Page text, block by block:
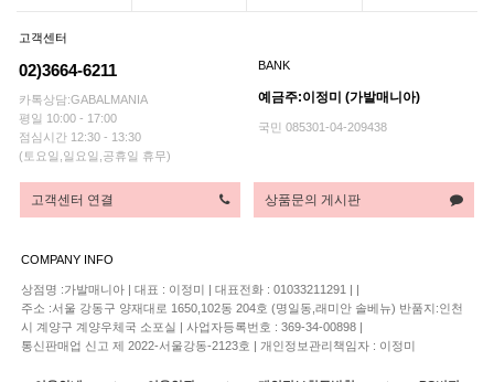
고객센터
02)3664-6211
카톡상담:GABALMANIA
평일 10:00 - 17:00
점심시간 12:30 - 13:30
(토요일,일요일,공휴일 휴무)
BANK
예금주:이정미 (가발매니아)
국민 085301-04-209438
고객센터 연결 상품문의 게시판
COMPANY INFO
상점명 :가발매니아 | 대표 : 이정미 | 대표전화 : 01033211291 | |
주소 :서울 강동구 양재대로 1650,102동 204호 (명일동,래미안 솔베뉴) 반품지:인천
시 계양구 계양우체국 소포실 | 사업자등록번호 : 369-34-00898 |
통신판매업 신고 제 2022-서울강동-2123호 | 개인정보관리책임자 : 이정미